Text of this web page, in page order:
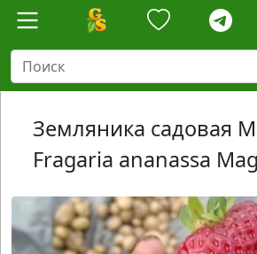
Земляника садовая
Fragaria ananassa